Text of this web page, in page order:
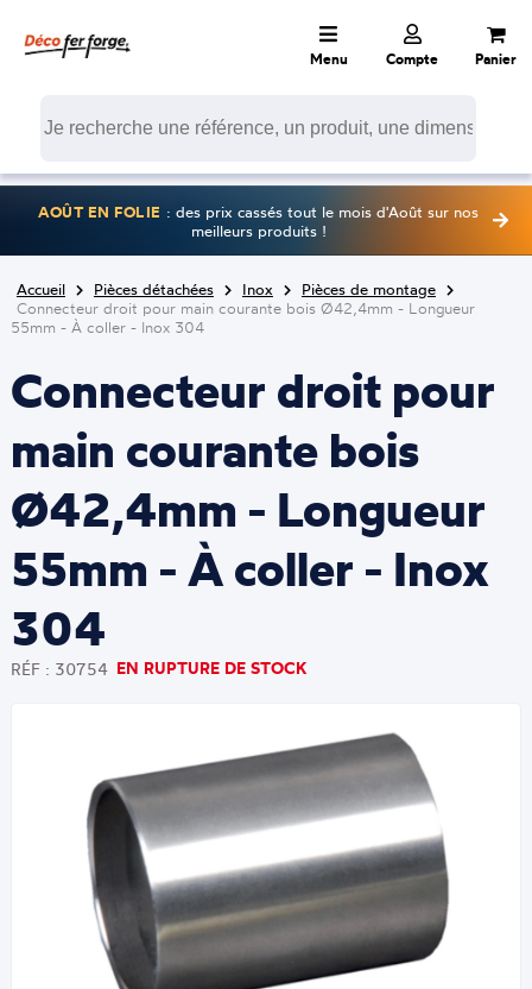
Menu Compte Panier
AOÛT EN FOLIE : des prix cassés tout le mois d'Août sur nos
meilleurs produits !
Accueil Pièces détachées Inox
Pièces de montage
Connecteur droit pour main courante bois Ø42,4mm - Longueur
55mm - À coller - Inox 304
Connecteur droit pour
main courante bois
Ø42,4mm - Longueur
55mm - À coller - Inox
304
RÉF : 30754 EN RUPTURE DE STOCK